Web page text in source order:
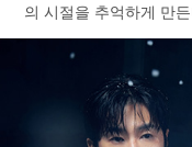
의 시절을 추억하게 만